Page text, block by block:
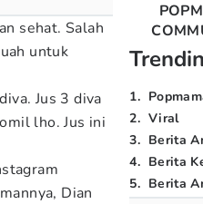
sehat. Salah
untuk
Jus 3 diva
lho. Jus ini
Dian
1.
2. Viral
3. Berita
4. Berita
5. Berita